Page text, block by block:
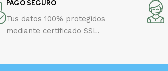
PAGO SEGURO
Tus datos 100% protegidos
mediante certificado SSL.